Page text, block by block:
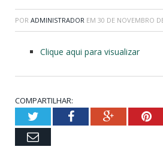
POR ADMINISTRADOR EM 30 DE NOVEMBRO
Clique aqui para visualizar
COMPARTILHAR:
TwitterFacebookGoogle+
Email